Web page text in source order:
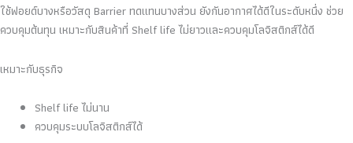
ใช้ฟอยด์บางหรือวัสดุ Barrier ทดแทนบางส่วน ยังกันอากาศได้ดีในระดับหนึ่ง ช่วย
ควบคุมต้นทุน เหมาะกับสินค้าที่ Shelf life ไม่ยาวและควบคุมโลจิสติกส์ได้ดี
เหมาะกับธุรกิจ
Shelf life ไม่นาน
ควบคุมระบบโลจิสติกส์ได้